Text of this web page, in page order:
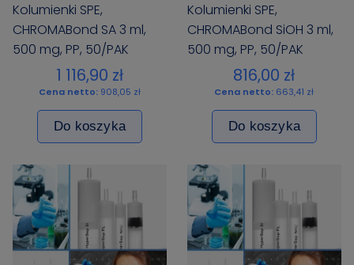
Kolumienki SPE,
CHROMABond SA 3 ml,
500 mg, PP, 50/PAK
1 116,90 zł
Cena netto: 908,05 zł
Do koszyka
Kolumienki SPE,
CHROMABond SiOH 3 ml,
500 mg, PP, 50/PAK
816,00 zł
Cena netto: 663,41 zł
Do koszyka